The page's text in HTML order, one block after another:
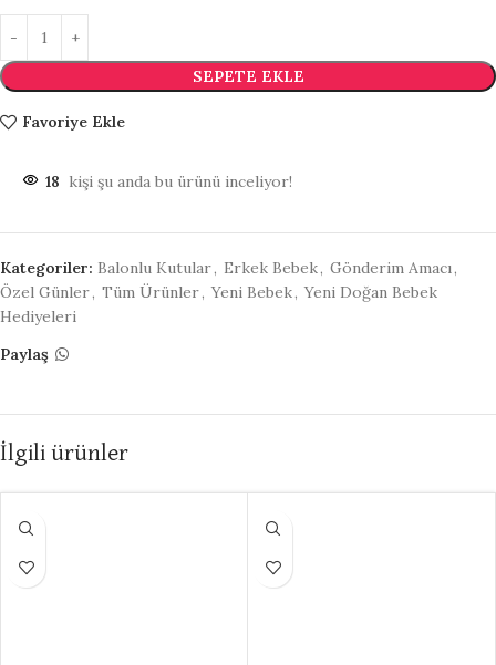
SEPETE EKLE
Favoriye Ekle
18 kişi şu anda bu ürünü inceliyor!
Kategoriler: Balonlu Kutular, Erkek Bebek, Gönderim Amacı,
Özel Günler, Tüm Ürünler, Yeni Bebek, Yeni Doğan Bebek
Hediyeleri
Paylaş
İlgili ürünler